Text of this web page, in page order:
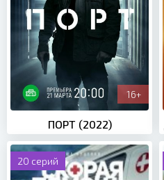
16+
ПОРТ (2022)
20 серий